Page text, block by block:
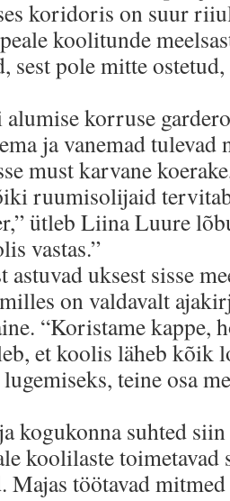
koridoris on suur
koolitunde
sest pole mitte
alumise korruse
ja vanemad tulevad
must karvane
ruumisolijaid
ütleb Liina Luure
vastas.”
astuvad uksest sisse
on valdavalt
“Koristame kappe,
et koolis läheb kõik
teine osa
kogukonna suhted
koolilaste toimetavad
Majas töötavad